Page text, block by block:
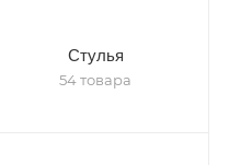
Стулья
54 товара